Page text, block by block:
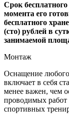
Срок
момента его
бесплатного
(сто) рублей в
занимаемой
Монтаж
Оснащение любого
включает в себя
менее важен, чем
проводимых работ
спортивных